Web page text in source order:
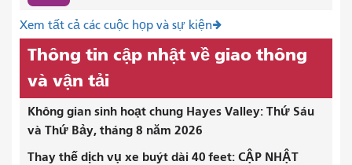
Xem tất cả các cuộc họp và sự kiện
Thông tin cập nhật về giao thông
và vận tải
Không gian sinh hoạt chung Hayes Valley: Thứ Sáu
và Thứ Bảy, tháng 8 năm 2026
Thay thế dịch vụ xe buýt dài 40 feet: CẬP NHẬT